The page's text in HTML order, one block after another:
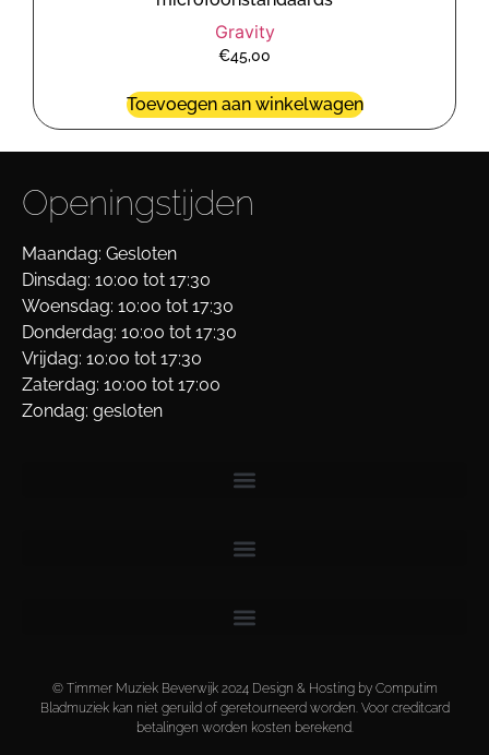
Gravity
€45,00
Toevoegen aan winkelwagen
Openingstijden
Maandag: Gesloten
Dinsdag: 10:00 tot 17:30
Woensdag: 10:00 tot 17:30
Donderdag: 10:00 tot 17:30
Vrijdag: 10:00 tot 17:30
Zaterdag: 10:00 tot 17:00
Zondag: gesloten
© Timmer Muziek Beverwijk 2024 Design & Hosting by Computim
Bladmuziek kan niet geruild of geretourneerd worden. Voor creditcard
betalingen worden kosten berekend.